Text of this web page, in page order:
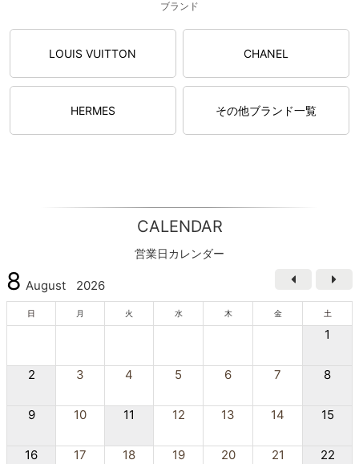
ブランド
LOUIS VUITTON CHANEL
HERMES その他ブランド一覧
CALENDAR
営業日カレンダー
8 August 2026
日 月 火 水 木 金 土
1
2 3 4 5 6 7 8
9 10 11 12 13 14 15
16 17 18 19 20 21 22